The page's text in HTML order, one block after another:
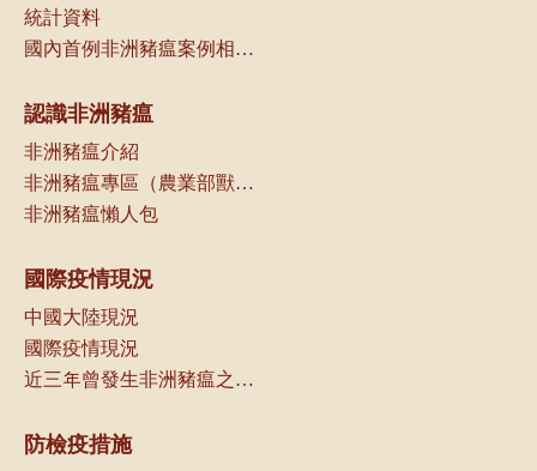
統計資料
國內首例非洲豬瘟案例相關資訊
認識非洲豬瘟
非洲豬瘟介紹
非洲豬瘟專區（農業部獸醫研究所）
非洲豬瘟懶人包
國際疫情現況
中國大陸現況
國際疫情現況
近三年曾發生非洲豬瘟之國家（地區）一覽
防檢疫措施